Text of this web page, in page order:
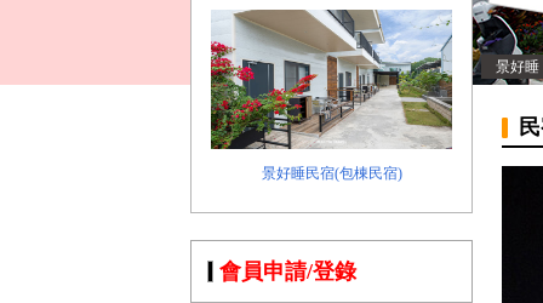
景好睡民宿(包棟民宿)
景好睡
會員申請/登錄